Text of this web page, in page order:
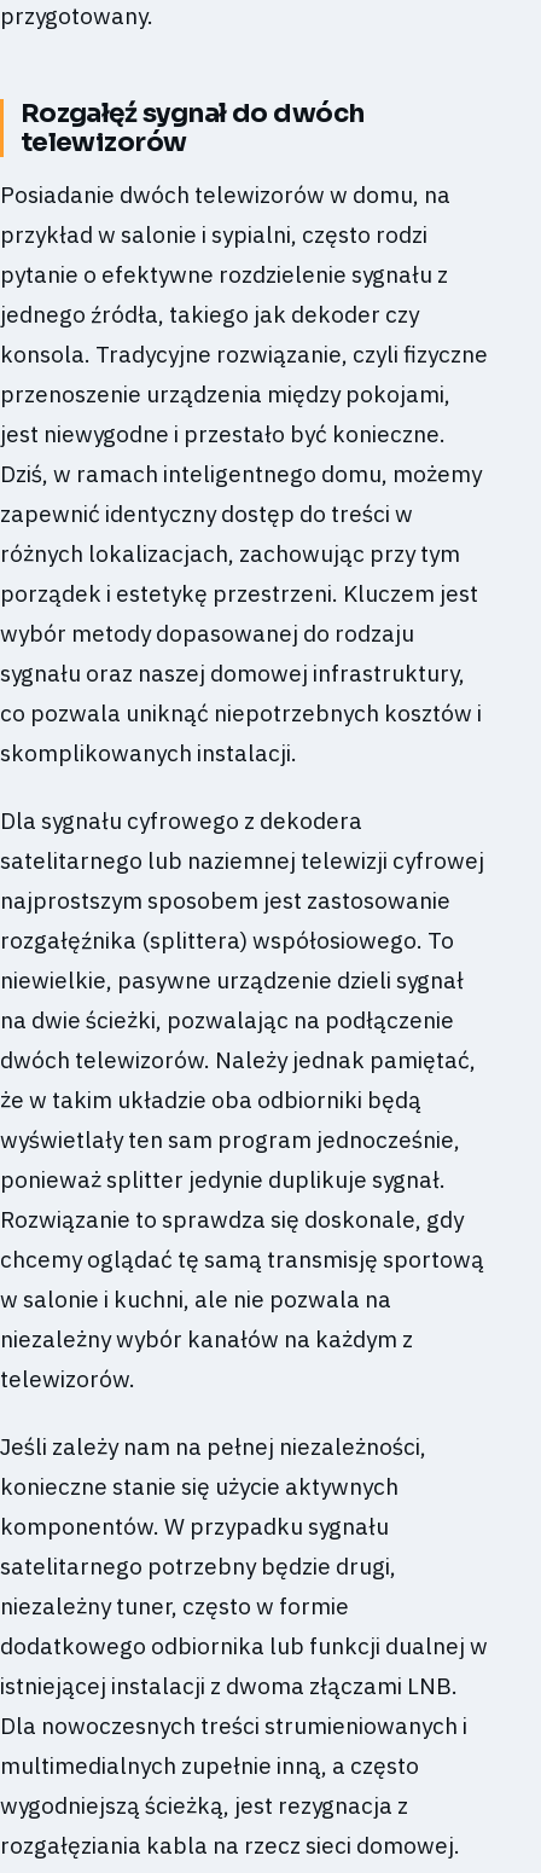
przygotowany.
Rozgałęź sygnał do dwóch
telewizorów
Posiadanie dwóch telewizorów w domu, na
przykład w salonie i sypialni, często rodzi
pytanie o efektywne rozdzielenie sygnału z
jednego źródła, takiego jak dekoder czy
konsola. Tradycyjne rozwiązanie, czyli fizyczne
przenoszenie urządzenia między pokojami,
jest niewygodne i przestało być konieczne.
Dziś, w ramach inteligentnego domu, możemy
zapewnić identyczny dostęp do treści w
różnych lokalizacjach, zachowując przy tym
porządek i estetykę przestrzeni. Kluczem jest
wybór metody dopasowanej do rodzaju
sygnału oraz naszej domowej infrastruktury,
co pozwala uniknąć niepotrzebnych kosztów i
skomplikowanych instalacji.
Dla sygnału cyfrowego z dekodera
satelitarnego lub naziemnej telewizji cyfrowej
najprostszym sposobem jest zastosowanie
rozgałęźnika (splittera) współosiowego. To
niewielkie, pasywne urządzenie dzieli sygnał
na dwie ścieżki, pozwalając na podłączenie
dwóch telewizorów. Należy jednak pamiętać,
że w takim układzie oba odbiorniki będą
wyświetlały ten sam program jednocześnie,
ponieważ splitter jedynie duplikuje sygnał.
Rozwiązanie to sprawdza się doskonale, gdy
chcemy oglądać tę samą transmisję sportową
w salonie i kuchni, ale nie pozwala na
niezależny wybór kanałów na każdym z
telewizorów.
Jeśli zależy nam na pełnej niezależności,
konieczne stanie się użycie aktywnych
komponentów. W przypadku sygnału
satelitarnego potrzebny będzie drugi,
niezależny tuner, często w formie
dodatkowego odbiornika lub funkcji dualnej w
istniejącej instalacji z dwoma złączami LNB.
Dla nowoczesnych treści strumieniowanych i
multimedialnych zupełnie inną, a często
wygodniejszą ścieżką, jest rezygnacja z
rozgałęziania kabla na rzecz sieci domowej.